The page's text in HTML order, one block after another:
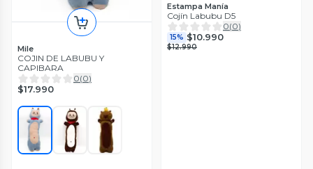
Mile
COJIN DE LABUBU Y
CAPIBARA
0(0)
$17.990
Estampa Manía
Cojín Labubu D5
0(0)
15% $10.990
$12.990